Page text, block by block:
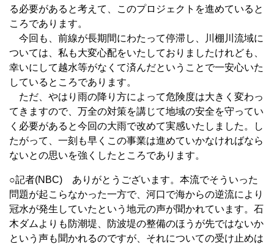
る必要があると考えて、このプロジェクトを進めていると
ころであります。
今回も、前線が長期間にわたって停滞し、川棚川流域に
ついては、私も大変心配をいたしておりましたけれども、
幸いにして越水等がなくて済んだということで一安心いた
しているところであります。
ただ、やはり雨の降り方によって危険度は大きく変わっ
てきますので、万全の対策を講じて地域の安全を守ってい
く必要があると今回の大雨で改めて実感いたしました。し
たがって、一刻も早くこの事業は進めていかなければなら
ないとの思いを強くしたところであります。
○記者(NBC) ありがとうございます。本流でそういった
問題が起こらなかった一方で、河口で海からの逆流により
冠水が発生していたという地元の声が聞かれています。石
木ダムよりも防潮堤、防波堤の整備のほうが先ではないか
という声も聞かれるのですが、それについての受け止めは